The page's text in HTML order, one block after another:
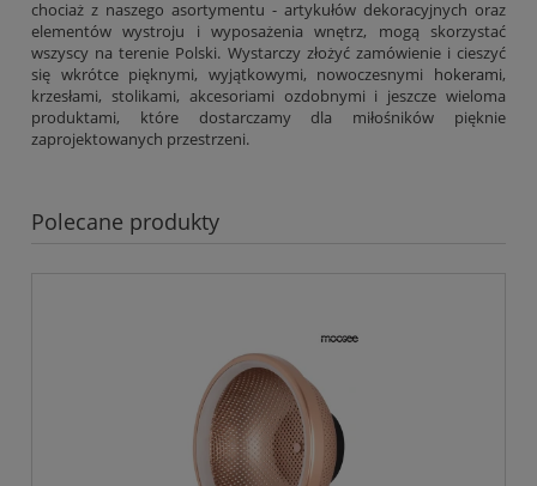
chociaż z naszego asortymentu - artykułów dekoracyjnych oraz
elementów wystroju i wyposażenia wnętrz, mogą skorzystać
wszyscy na terenie Polski. Wystarczy złożyć zamówienie i cieszyć
się wkrótce pięknymi, wyjątkowymi, nowoczesnymi hokerami,
krzesłami, stolikami, akcesoriami ozdobnymi i jeszcze wieloma
produktami, które dostarczamy dla miłośników pięknie
zaprojektowanych przestrzeni.
Polecane produkty